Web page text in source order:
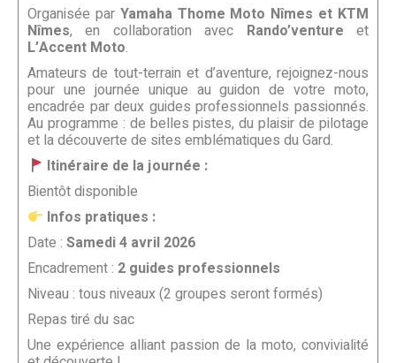
Organisée par Yamaha Thome Moto Nîmes et KTM
Nîmes, en collaboration avec Rando’venture et
L’Accent Moto.
Amateurs de tout-terrain et d’aventure, rejoignez-nous
pour une journée unique au guidon de votre moto,
encadrée par deux guides professionnels passionnés.
Au programme : de belles pistes, du plaisir de pilotage
et la découverte de sites emblématiques du Gard.
Itinéraire de la journée :
Bientôt disponible
Infos pratiques :
Date : Samedi 4 avril 2026
Encadrement : 2 guides professionnels
Niveau : tous niveaux (2 groupes seront formés)
Repas tiré du sac
Une expérience alliant passion de la moto, convivialité